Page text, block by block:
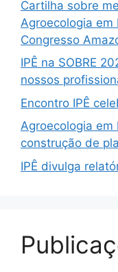
Cartilha sobre
Agroecologia em
Congresso
IPÊ na SOBRE
nossos
Encontro IPÊ
Agroecologia em
construção de
IPÊ divulga